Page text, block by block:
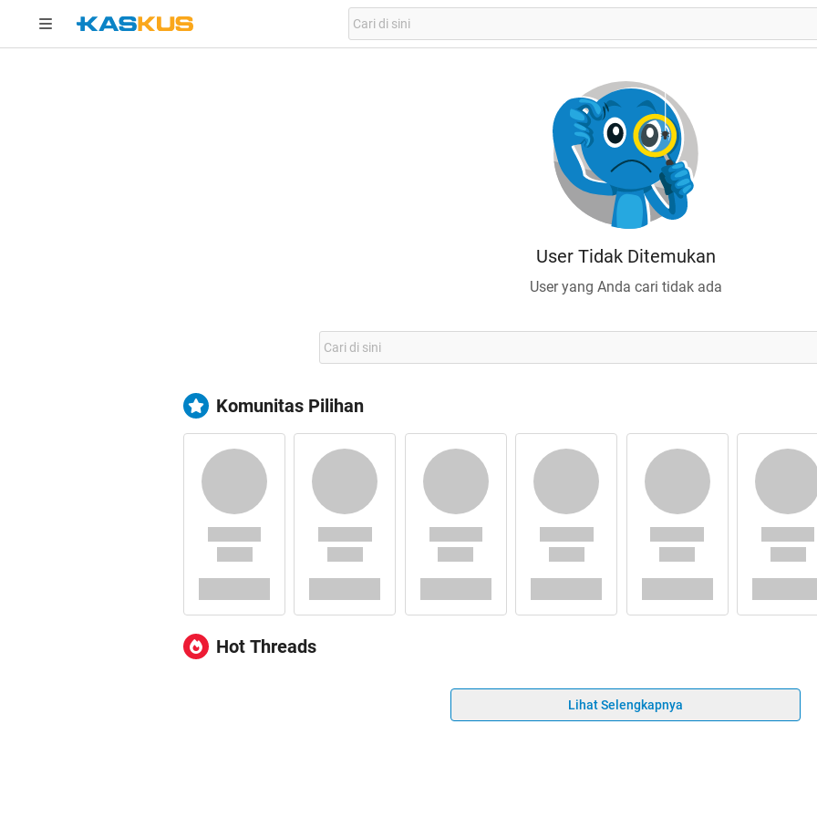
User Tidak Ditemukan
User yang Anda cari tidak ada
Komunitas Pilihan
Hot Threads
Lihat Selengkapnya